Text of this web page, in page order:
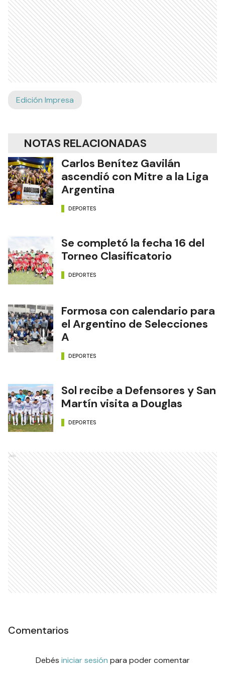
Edición Impresa
NOTAS RELACIONADAS
Carlos Benítez Gavilán
ascendió con Mitre a la Liga
Argentina
DEPORTES
Se completó la fecha 16 del
Torneo Clasificatorio
DEPORTES
Formosa con calendario para
el Argentino de Selecciones
A
DEPORTES
Sol recibe a Defensores y San
Martín visita a Douglas
DEPORTES
Ads
Comentarios
Debés iniciar sesión para poder comentar